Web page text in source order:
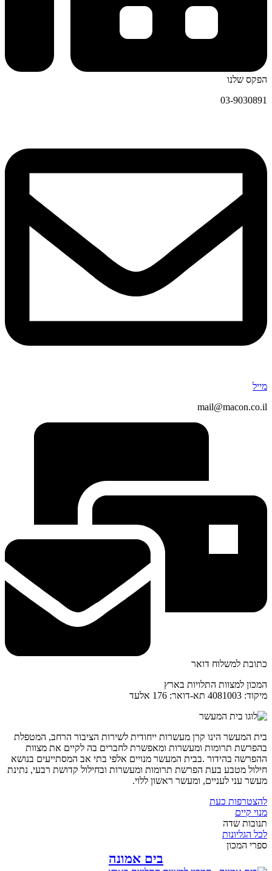
הפקס שלנו
03-9030891
מייל
mail@macon.co.il
כתובת למשלוח דואר
המכון למצוות התלויות בארץ
מיקוד: 4081003 תא-דואר: 176 אלעד
בית המעשר הינו קרן מעשרות ייחודית לשירות הציבור הרחב, המטפלת
בהפרשת תרומות ומעשרות ומאפשרת לחברים בה לקיים את מצוות
ההפרשה בהידור .בבית המעשר מנויים אלפי בתי אב המסתייעים בנושא
חילול מטבע בעת הפרשת תרומות ומעשרות ובחילול קדושת רבעי, נתינת
מעשר עני לעניים, ומעשר ראשון ללוי.
להצטרפות כעת
מנוי קיים
תנובות שדה
לכל הגליונות
ספרי המכון
בים אמונה